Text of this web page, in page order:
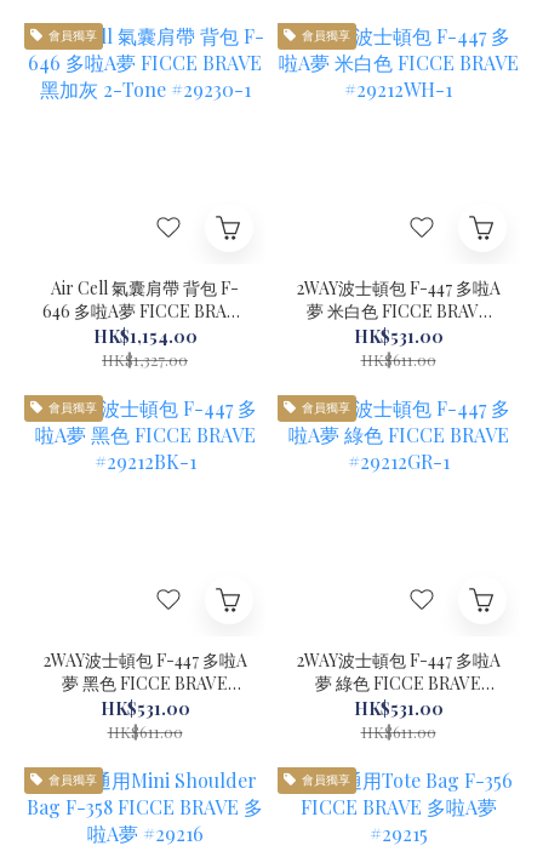
會員獨享
Air Cell 氣囊肩帶 背包 F-
646 多啦A夢 FICCE BRAVE
黑加灰 2-Tone #29230-1
HK$1,154.00
HK$1,327.00
會員獨享
2WAY波士頓包 F-447 多啦A
夢 米白色 FICCE BRAVE
#29212WH-1
HK$531.00
HK$611.00
會員獨享
2WAY波士頓包 F-447 多啦A
夢 黑色 FICCE BRAVE
#29212BK-1
HK$531.00
HK$611.00
會員獨享
2WAY波士頓包 F-447 多啦A
夢 綠色 FICCE BRAVE
#29212GR-1
HK$531.00
HK$611.00
會員獨享 會員獨享